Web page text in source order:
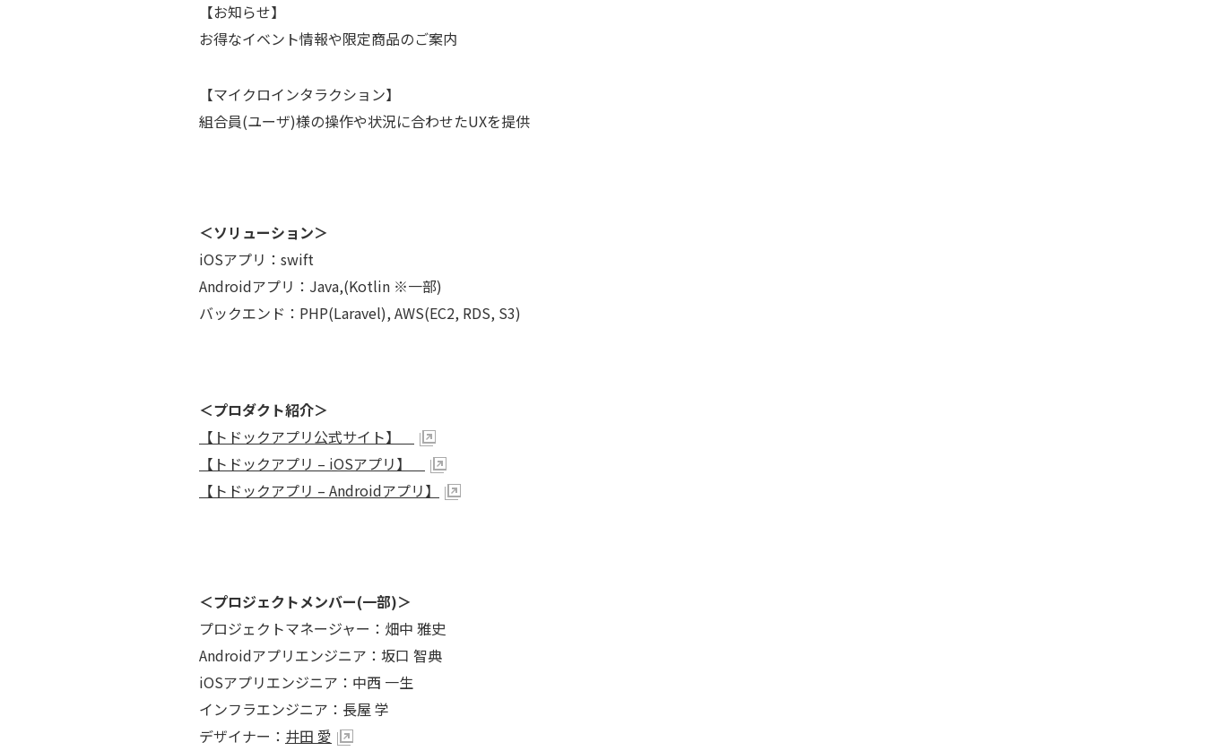
【お知らせ】
お得なイベント情報や限定商品のご案内
【マイクロインタラクション】
組合員(ユーザ)様の操作や状況に合わせたUXを提供
＜ソリューション＞
iOSアプリ：swift
Androidアプリ：Java,(Kotlin ※一部)
バックエンド：PHP(Laravel), AWS(EC2, RDS, S3)
＜プロダクト紹介＞
【トドックアプリ公式サイト】
【トドックアプリ – iOSアプリ】
【トドックアプリ – Androidアプリ】
＜プロジェクトメンバー(一部)＞
プロジェクトマネージャー：畑中 雅史
Androidアプリエンジニア：坂口 智典
iOSアプリエンジニア：中西 一生
インフラエンジニア：長屋 学
デザイナー： 井田 愛